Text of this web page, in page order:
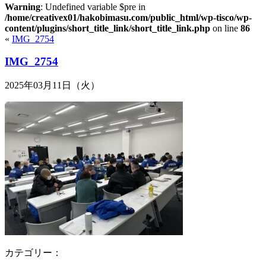
Warning: Undefined variable $pre in
/home/creativex01/hakobimasu.com/public_html/wp-tisco/wp-
content/plugins/short_title_link/short_title_link.php on line 86
« IMG_2754
IMG_2754
2025年03月11日（火）
カテゴリー：